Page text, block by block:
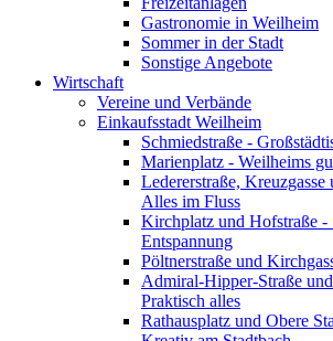
Gastronomie in Weilheim
Sommer in der Stadt
Sonstige Angebote
Wirtschaft
Vereine und Verbände
Einkaufsstadt Weilheim
Schmiedstraße -
Marienplatz - Weilheims
Ledererstraße,
Alles im Fluss
Kirchplatz und Hofstraße -
Entspannung
Pöltnerstraße und
Admiral-Hipper-Straße
Praktisch alles
Rathausplatz und Obere